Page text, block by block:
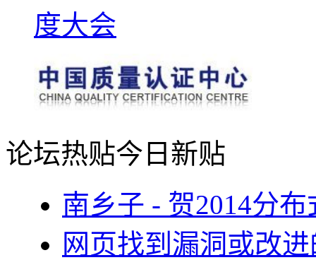
论坛热贴今日新贴
南乡子 - 贺2014分
网页找到漏洞或改